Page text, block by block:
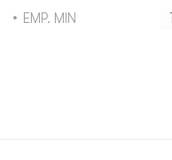
EMP. MIN
1